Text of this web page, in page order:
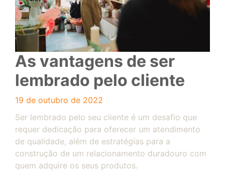
As vantagens de ser
lembrado pelo cliente
19 de outubro de 2022
Ser lembrado pelo seu cliente é um desafio que
requer dedicação para oferecer um atendimento
de qualidade, além de estratégias para a
construção de um relacionamento duradouro com
quem adquire os seus produtos.